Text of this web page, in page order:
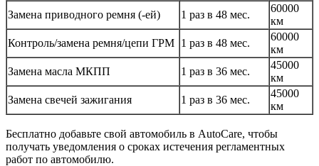
Замена приводного ремня (-ей)
1 раз в 48 мес.
60000
км
Контроль/замена ремня/цепи ГРМ 1 раз в 48 мес.
60000
км
Замена масла МКПП
1 раз в 36 мес.
45000
км
Замена свечей зажигания
1 раз в 36 мес.
45000
км
Бесплатно добавьте свой автомобиль в AutoCare, чтобы
получать уведомления о сроках истечения регламентных
работ по автомобилю.